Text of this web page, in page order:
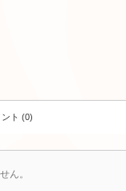
ント (0)
ん。